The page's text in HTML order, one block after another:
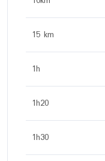
15 km
1h
1h20
1h30